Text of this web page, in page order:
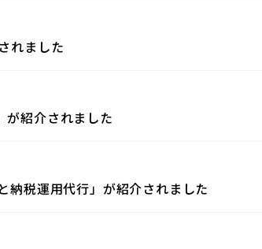
れました
が紹介されました
納税運用代行」が紹介されました